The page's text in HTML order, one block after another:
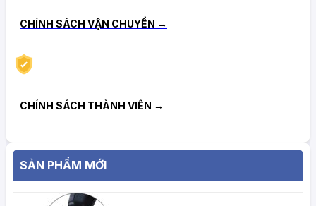
CHÍNH SÁCH VẬN CHUYỂN →
CHÍNH SÁCH THÀNH VIÊN →
SẢN PHẨM MỚI